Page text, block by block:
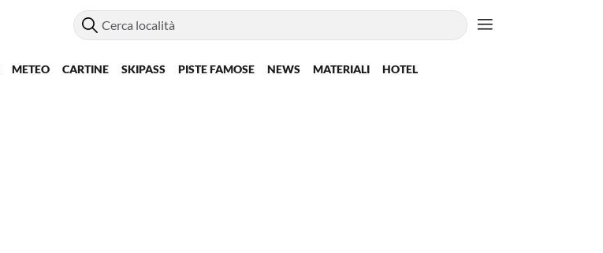
METEO CARTINE SKIPASS PISTE FAMOSE NEWS MATERIALI HOTEL